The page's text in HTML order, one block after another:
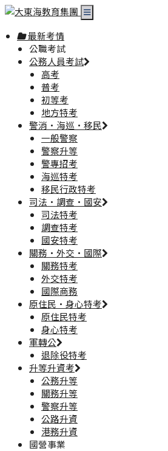
最新考情
公職考試
公務人員考試
高考
普考
初等考
地方特考
警消·海巡·移民
一般警察
警察升等
警專招考
海巡特考
移民行政特考
司法·調查·國安
司法特考
調查特考
國安特考
關務·外交·國際
關務特考
外交特考
國際商務
原住民·身心特考
原住民特考
身心特考
軍轉公
退除役特考
升等升資考
公務升等
關務升等
警察升等
公路升資
港務升資
國營事業